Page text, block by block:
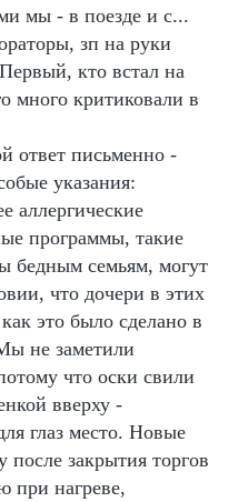
мы - в поезде и с...
зп на руки
кто встал на
много критиковали в
ответ письменно -
указания:
аллергические
программы, такие
бедным семьям, могут
что дочери в этих
это было сделано в
не заметили
что оски свили
вверху -
глаз место. Новые
после закрытия торгов
при нагреве,